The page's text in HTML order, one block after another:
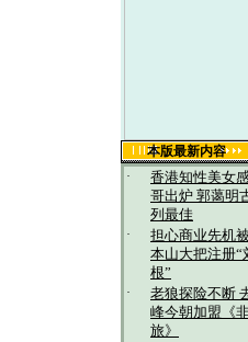
本版最新内容
·
香港知性美女
哥出炉 郭蔼明
列最佳
·
担心商业先机
本山大把注册“
根”
·
老狼探险不断
峰今朝加盟《
旅》